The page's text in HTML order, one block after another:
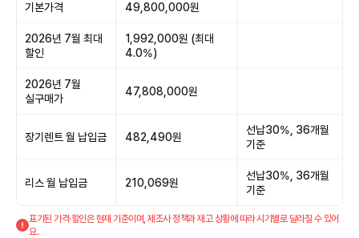
기본가격 49,800,000원
2026년 7월 최대
할인
1,992,000원 (최대
4.0%)
2026년 7월
실구매가
47,808,000원
장기렌트 월 납입금 482,490원
선납30%, 36개월
기준
리스 월 납입금 210,069원
선납30%, 36개월
기준
표기된 가격·할인은 현재 기준이며, 제조사 정책과 재고 상황에 따라 시기별로 달라질 수 있어
요.